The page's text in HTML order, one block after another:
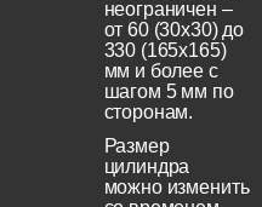
неограничен –
от 60 (30x30) до
330 (165х165)
мм и более с
шагом 5 мм по
сторонам.
Размер
цилиндра
можно изменить